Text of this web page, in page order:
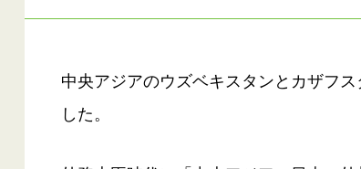
中央アジアのウズベキスタンとカザフ
した。